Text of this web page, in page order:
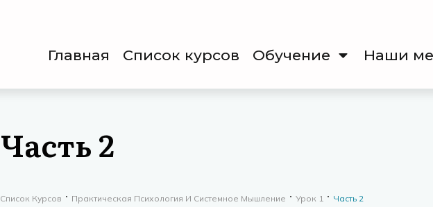
Главная Список курсов Обучение Наши
Часть 2
Список Курсов Практическая Психология И Системное Мышление Урок 1 Часть 2